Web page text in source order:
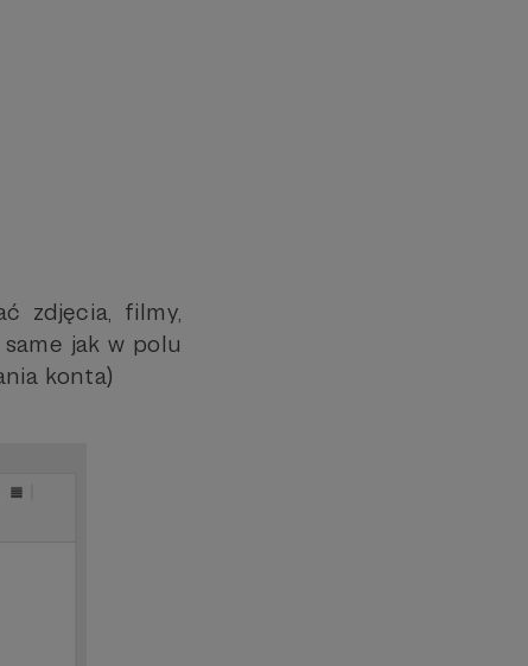
zdjęcia, filmy,
jak w polu
konta)